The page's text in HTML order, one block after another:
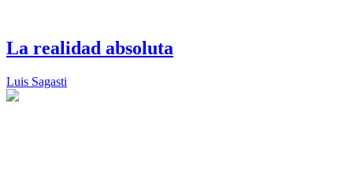
La realidad absoluta
Luis Sagasti